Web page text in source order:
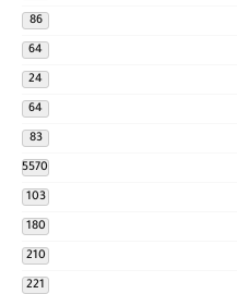
86
64
24
64
83
5570
103
180
210
221